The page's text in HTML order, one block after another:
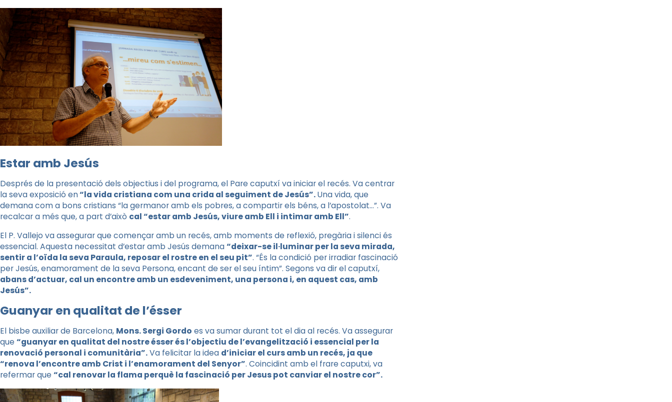
Estar amb Jesús
Després de la presentació dels objectius i del programa, el Pare caputxí va iniciar el recés. Va centrar
la seva exposició en“la vida cristiana com una crida al seguiment de Jesús”.Una vida, que
demana com a bons cristians “la germanor amb els pobres, a compartir els béns, a l’apostolat…”. Va
recalcar a més que, a part d’això cal “estar amb Jesús, viure amb Ell i intimar amb Ell”.
El P. Vallejo va assegurar que començar amb un recés, amb moments de reflexió, pregària i silenci és
essencial. Aquesta necessitat d’estar amb Jesús demana“deixar-se il·luminar per la seva mirada,
sentir a l’oïda la seva Paraula, reposar el rostre en el seu pit”. “És la condició per irradiar fascinació
per Jesús, enamorament de la seva Persona, encant de ser el seu íntim”. Segons va dir el caputxí,
abans d’actuar, cal un encontre amb un esdeveniment, una persona i, en aquest cas, amb
Jesús”.
Guanyar en qualitat de l’ésser
El bisbe auxiliar de Barcelona, Mons. Sergi Gordo es va sumar durant tot el dia al recés. Va assegurar
que “guanyar en qualitat del nostre ésser és l’objectiu de l’evangelització i essencial per la
renovació personal i comunitària”.Va felicitar la idea d’iniciar el curs amb un recés, ja que
“renova l’encontre amb Crist i l’enamorament del Senyor”. Coincidint amb el frare caputxi, va
refermar que “cal renovar la flama perquè la fascinació per Jesus pot canviar el nostre cor”.